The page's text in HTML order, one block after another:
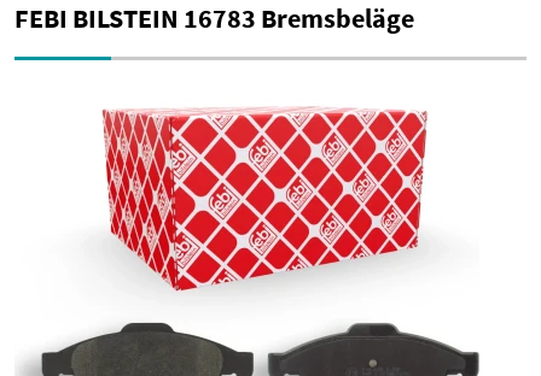
FEBI BILSTEIN 16783 Bremsbeläge